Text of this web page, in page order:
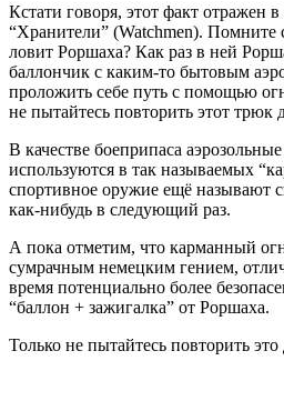
Кстати говоря, этот факт отражен
“Хранители” (Watchmen). Помните
ловит Роршаха? Как раз в ней
баллончик с каким-то бытовым
проложить себе путь с помощью
не пытайтесь повторить этот трюк
В качестве боеприпаса
используются в так называемых
спортивное оружие ещё называют
как-нибудь в следующий раз.
А пока отметим, что карманный
сумрачным немецким гением,
время потенциально более
“баллон + зажигалка” от Роршаха.
Только не пытайтесь повторить это